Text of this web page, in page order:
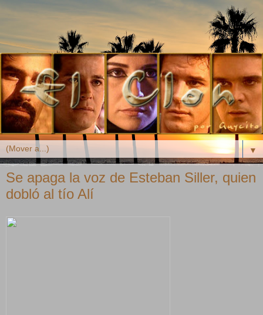
▼
Se apaga la voz de Esteban Siller, quien
dobló al tío Alí